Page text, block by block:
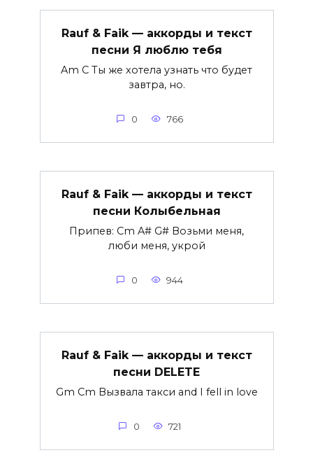
Rauf & Faik — аккорды и текст
песни Я люблю тебя
Am C Ты же хотела узнать что будет
завтра, но.
0 766
Rauf & Faik — аккорды и текст
песни Колыбельная
Припев: Cm A# G# Возьми меня,
люби меня, укрой
0 944
Rauf & Faik — аккорды и текст
песни DELETE
Gm Cm Вызвала такси and I fell in love
0 721